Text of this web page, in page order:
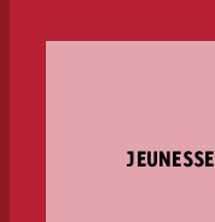
JEUNESSE